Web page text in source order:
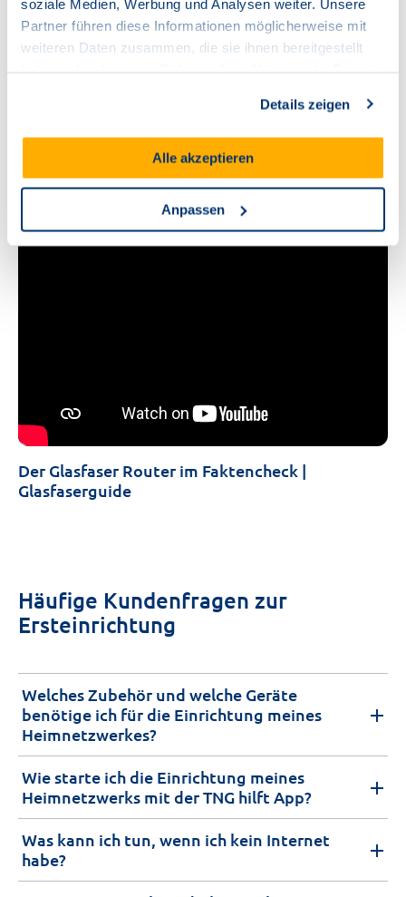
soziale Medien, Werbung und Analysen weiter. Unsere
Partner führen diese Informationen möglicherweise mit
weiteren Daten zusammen, die sie ihnen bereitgestellt
Details zeigen
Alle akzeptieren
Anpassen
Bei uns erfahren Sie, wie Sie die Messung
der Geschwindigkeit Ihres Internets
Der Glasfaser Router im Faktencheck |
Glasfaserguide
Häufige Kundenfragen zur
Ersteinrichtung
Welches Zubehör und welche Geräte
benötige ich für die Einrichtung meines
Heimnetzwerkes?
Wie starte ich die Einrichtung meines
Heimnetzwerks mit der TNG hilft App?
Was kann ich tun, wenn ich kein Internet
habe?